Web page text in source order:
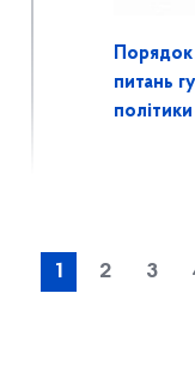
питань
1 2 3